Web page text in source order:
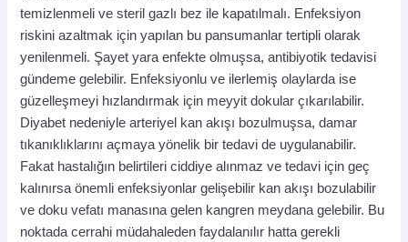
temizlenmeli ve steril gazlı bez ile kapatılmalı. Enfeksiyon
riskini azaltmak için yapılan bu pansumanlar tertipli olarak
yenilenmeli. Şayet yara enfekte olmuşsa, antibiyotik tedavisi
gündeme gelebilir. Enfeksiyonlu ve ilerlemiş olaylarda ise
güzelleşmeyi hızlandırmak için meyyit dokular çıkarılabilir.
Diyabet nedeniyle arteriyel kan akışı bozulmuşsa, damar
tıkanıklıklarını açmaya yönelik bir tedavi de uygulanabilir.
Fakat hastalığın belirtileri ciddiye alınmaz ve tedavi için geç
kalınırsa önemli enfeksiyonlar gelişebilir kan akışı bozulabilir
ve doku vefatı manasına gelen kangren meydana gelebilir. Bu
noktada cerrahi müdahaleden faydalanılır hatta gerekli